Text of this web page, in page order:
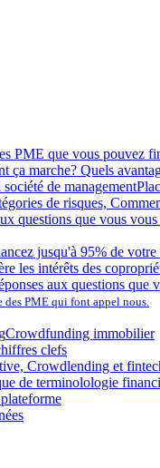
PME que vous pouvez
ça marche? Quels
société de management
de risques,
questions que vous
jusqu'à 95% de
les intérêts des
aux questions que
des PME qui font appel nous.
Crowdfunding immobilier
clefs
Crowdlending et
de terminolologie